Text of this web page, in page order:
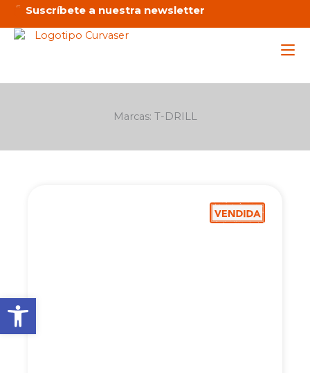
Abrir barra de
contenido
Suscríbete a nuestra newsletter
Marcas: T-DRILL